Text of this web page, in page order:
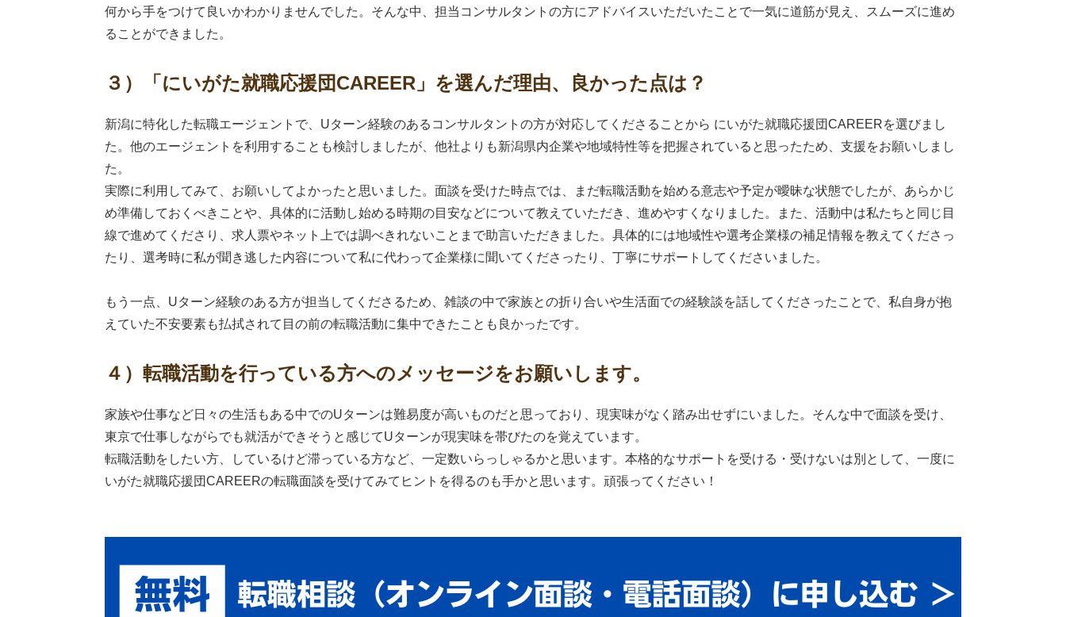
何から手をつけて良いかわかりませんでした。そんな中、担当コンサルタントの方にアドバイスいただいたことで一気に道筋が見え、スムーズに進め
ることができました。
３）「にいがた就職応援団CAREER」を選んだ理由、良かった点は？
新潟に特化した転職エージェントで、Uターン経験のあるコンサルタントの方が対応してくださることから にいがた就職応援団CAREERを選びまし
た。他のエージェントを利用することも検討しましたが、他社よりも新潟県内企業や地域特性等を把握されていると思ったため、支援をお願いしまし
た。
実際に利用してみて、お願いしてよかったと思いました。面談を受けた時点では、まだ転職活動を始める意志や予定が曖昧な状態でしたが、あらかじ
め準備しておくべきことや、具体的に活動し始める時期の目安などについて教えていただき、進めやすくなりました。また、活動中は私たちと同じ目
線で進めてくださり、求人票やネット上では調べきれないことまで助言いただきました。具体的には地域性や選考企業様の補足情報を教えてくださっ
たり、選考時に私が聞き逃した内容について私に代わって企業様に聞いてくださったり、丁寧にサポートしてくださいました。
もう一点、Uターン経験のある方が担当してくださるため、雑談の中で家族との折り合いや生活面での経験談を話してくださったことで、私自身が抱
えていた不安要素も払拭されて目の前の転職活動に集中できたことも良かったです。
４）転職活動を行っている方へのメッセージをお願いします。
家族や仕事など日々の生活もある中でのUターンは難易度が高いものだと思っており、現実味がなく踏み出せずにいました。そんな中で面談を受け、
東京で仕事しながらでも就活ができそうと感じてUターンが現実味を帯びたのを覚えています。
転職活動をしたい方、しているけど滞っている方など、一定数いらっしゃるかと思います。本格的なサポートを受ける・受けないは別として、一度に
いがた就職応援団CAREERの転職面談を受けてみてヒントを得るのも手かと思います。頑張ってください！